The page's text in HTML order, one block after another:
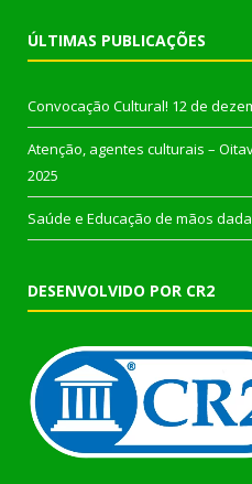
ÚLTIMAS PUBLICAÇÕES
Convocação Cultural! 12 de
Atenção, agentes culturais –
2025
Saúde e Educação de mãos
DESENVOLVIDO POR CR2